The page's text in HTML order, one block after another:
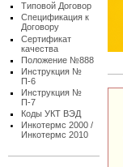
Типовой Договор
Спецификация к
Договору
Сертификат
качества
Положение №888
Инструкция №
П-6
Инструкция №
П-7
Коды УКТ ВЭД
Инкотермс 2000 /
Инкотермс 2010